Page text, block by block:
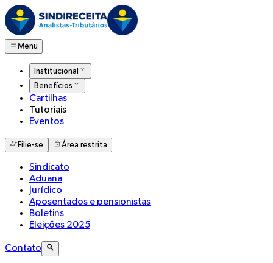
Menu
Institucional
Benefícios
Cartilhas
Tutoriais
Eventos
Filie-se Área restrita
Sindicato
Aduana
Jurídico
Aposentados e pensionistas
Boletins
Eleições 2025
Contato